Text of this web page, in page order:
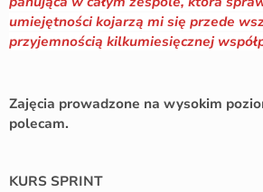
umiejętności kojarzą mi się przede
przyjemnością kilkumiesięcznej
Zajęcia prowadzone na wysokim
polecam.
KURS SPRINT